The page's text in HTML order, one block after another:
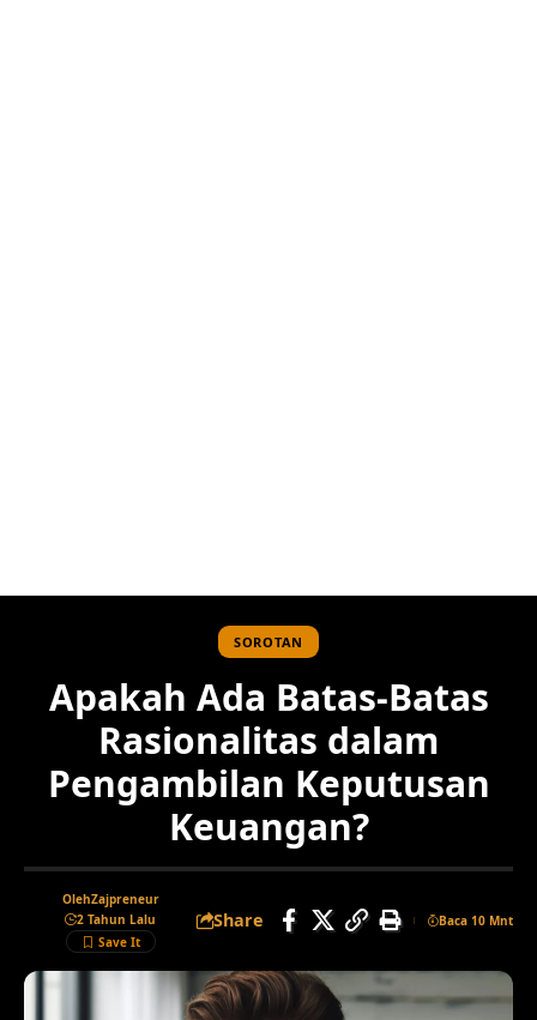
SOROTAN
Apakah Ada Batas-Batas
Rasionalitas dalam
Pengambilan Keputusan
Keuangan?
OlehZajpreneur
2 Tahun Lalu
Share Baca 10 Mnt